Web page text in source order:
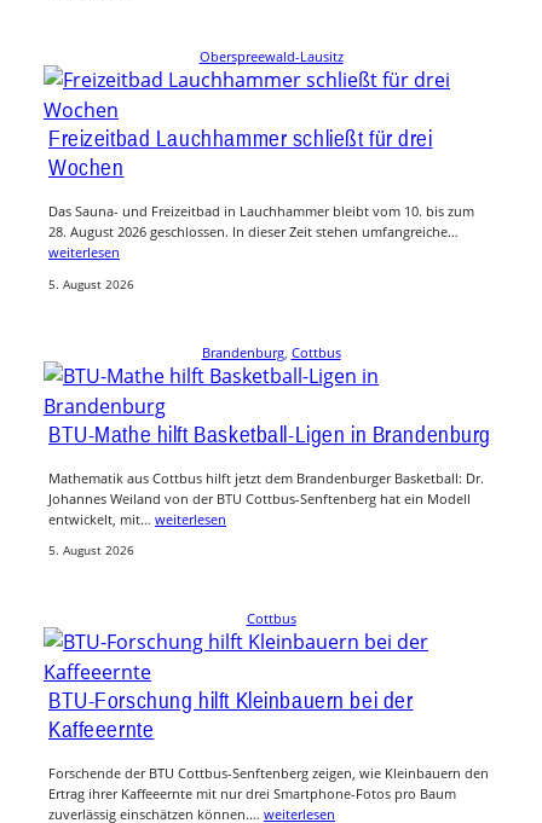
Oberspreewald-Lausitz
Freizeitbad Lauchhammer schließt für drei
Wochen
Das Sauna- und Freizeitbad in Lauchhammer bleibt vom 10. bis zum
28. August 2026 geschlossen. In dieser Zeit stehen umfangreiche…
weiterlesen
5. August 2026
Brandenburg, Cottbus
BTU-Mathe hilft Basketball-Ligen in Brandenburg
Mathematik aus Cottbus hilft jetzt dem Brandenburger Basketball: Dr.
Johannes Weiland von der BTU Cottbus-Senftenberg hat ein Modell
entwickelt, mit… weiterlesen
5. August 2026
Cottbus
BTU-Forschung hilft Kleinbauern bei der
Kaffeeernte
Forschende der BTU Cottbus-Senftenberg zeigen, wie Kleinbauern den
Ertrag ihrer Kaffeeernte mit nur drei Smartphone-Fotos pro Baum
zuverlässig einschätzen können.… weiterlesen